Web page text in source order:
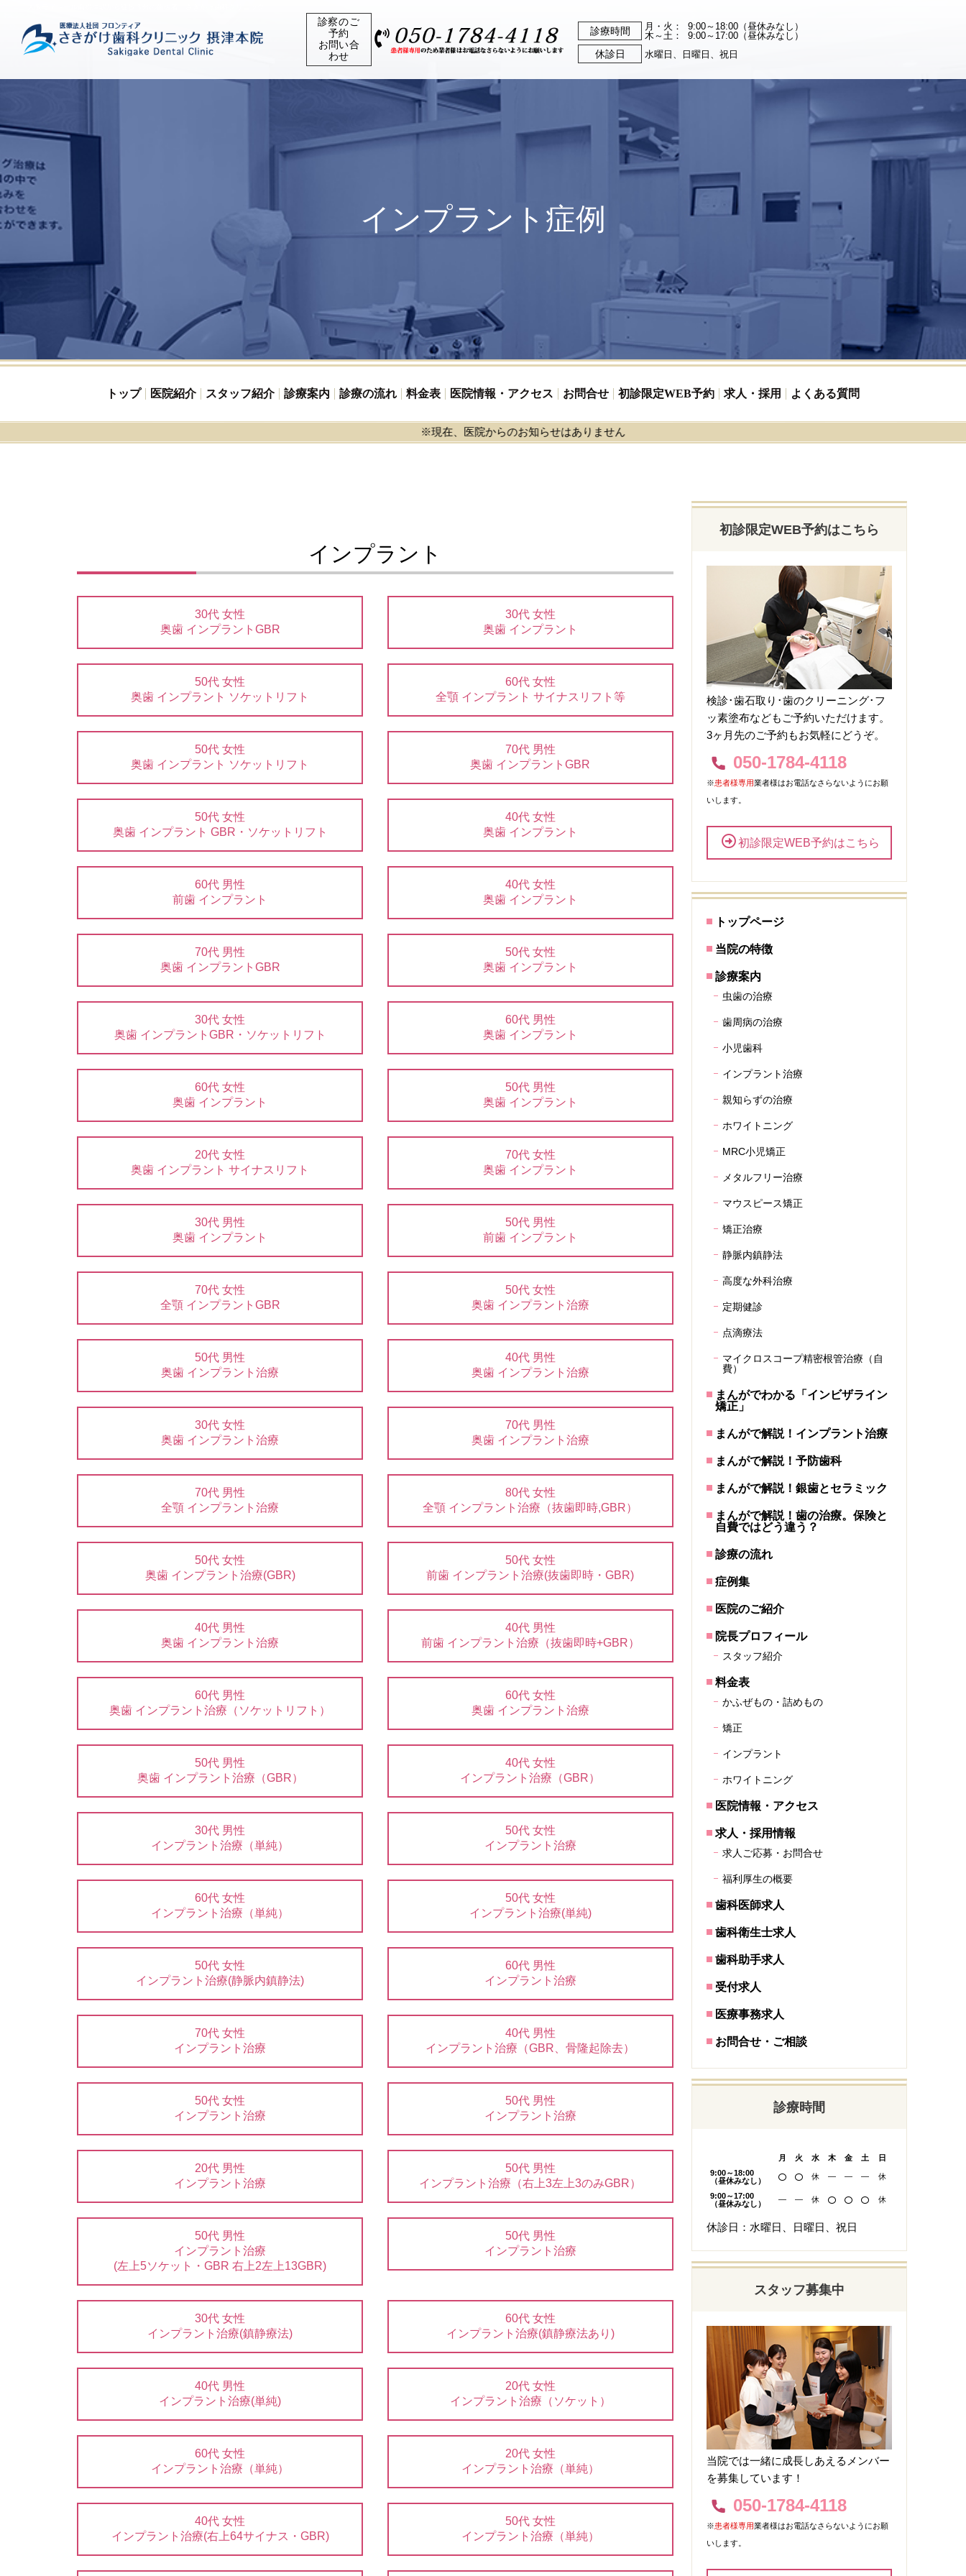
診察のご
予約
お問い合
わせ
診療時間 月・火：
9:00～18:00（昼休みなし）
木～土：
9:00～17:00（昼休みなし）
休診日 水曜日、日曜日、祝日
インプラント症例
トップ 医院紹介 スタッフ紹介 診療案内 診療の流れ 料金表 医院情報・アクセス お問合せ 初診限定WEB予約 求人・採用 よくある質問
※現在、医院からのお知らせはありません
インプラント
30代 女性
奥歯 インプラントGBR
30代 女性
奥歯 インプラント
50代 女性
奥歯 インプラント ソケットリフト
60代 女性
全顎 インプラント サイナスリフト等
50代 女性
奥歯 インプラント ソケットリフト
70代 男性
奥歯 インプラントGBR
50代 女性
奥歯 インプラント GBR・ソケットリフト
40代 女性
奥歯 インプラント
60代 男性
前歯 インプラント
40代 女性
奥歯 インプラント
70代 男性
奥歯 インプラントGBR
50代 女性
奥歯 インプラント
30代 女性
奥歯 インプラントGBR・ソケットリフト
60代 男性
奥歯 インプラント
60代 女性
奥歯 インプラント
50代 男性
奥歯 インプラント
20代 女性
奥歯 インプラント サイナスリフト
70代 女性
奥歯 インプラント
30代 男性
奥歯 インプラント
50代 男性
前歯 インプラント
70代 女性
全顎 インプラントGBR
50代 女性
奥歯 インプラント治療
50代 男性
奥歯 インプラント治療
40代 男性
奥歯 インプラント治療
30代 女性
奥歯 インプラント治療
70代 男性
奥歯 インプラント治療
70代 男性
全顎 インプラント治療
80代 女性
全顎 インプラント治療（抜歯即時,GBR）
50代 女性
奥歯 インプラント治療(GBR)
50代 女性
前歯 インプラント治療(抜歯即時・GBR)
40代 男性
奥歯 インプラント治療
40代 男性
前歯 インプラント治療（抜歯即時+GBR）
60代 男性
奥歯 インプラント治療（ソケットリフト）
60代 女性
奥歯 インプラント治療
50代 男性
奥歯 インプラント治療（GBR）
40代 女性
インプラント治療（GBR）
30代 男性
インプラント治療（単純）
50代 女性
インプラント治療
60代 女性
インプラント治療（単純）
50代 女性
インプラント治療(単純)
50代 女性
インプラント治療(静脈内鎮静法)
60代 男性
インプラント治療
70代 女性
インプラント治療
40代 男性
インプラント治療（GBR、骨隆起除去）
50代 女性
インプラント治療
50代 男性
インプラント治療
20代 男性
インプラント治療
50代 男性
インプラント治療（右上3左上3のみGBR）
50代 男性
インプラント治療
(左上5ソケット・GBR 右上2左上13GBR)
50代 男性
インプラント治療
30代 女性
インプラント治療(鎮静療法)
60代 女性
インプラント治療(鎮静療法あり)
40代 男性
インプラント治療(単純)
20代 女性
インプラント治療（ソケット）
60代 女性
インプラント治療（単純）
20代 女性
インプラント治療（単純）
40代 女性
インプラント治療(右上64サイナス・GBR)
50代 女性
インプラント治療（単純）
初診限定WEB予約はこちら
検診･歯石取り･歯のクリーニング･フ
ッ素塗布などもご予約いただけます。
3ヶ月先のご予約もお気軽にどうぞ。
050-1784-4118
※患者様専用業者様はお電話なさらないようにお願
いします。
初診限定WEB予約はこちら
トップページ
当院の特徴
診療案内
虫歯の治療
歯周病の治療
小児歯科
インプラント治療
親知らずの治療
ホワイトニング
MRC小児矯正
メタルフリー治療
マウスピース矯正
矯正治療
静脈内鎮静法
高度な外科治療
定期健診
点滴療法
マイクロスコープ精密根管治療（自
費）
まんがでわかる「インビザライン
矯正」
まんがで解説！インプラント治療
まんがで解説！予防歯科
まんがで解説！銀歯とセラミック
まんがで解説！歯の治療。保険と
自費ではどう違う？
診療の流れ
症例集
医院のご紹介
院長プロフィール
スタッフ紹介
料金表
かふぜもの・詰めもの
矯正
インプラント
ホワイトニング
医院情報・アクセス
求人・採用情報
求人ご応募・お問合せ
福利厚生の概要
歯科医師求人
歯科衛生士求人
歯科助手求人
受付求人
医療事務求人
お問合せ・ご相談
診療時間
月 火 水 木 金 土
日
9:00～18:00
（昼休みなし）
休 ― ― ― 休
9:00～17:00
（昼休みなし）
― ― 休 休
休診日：水曜日、日曜日、祝日
スタッフ募集中
当院では一緒に成長しあえるメンバー
を募集しています！
050-1784-4118
※患者様専用業者様はお電話なさらないようにお願
いします。